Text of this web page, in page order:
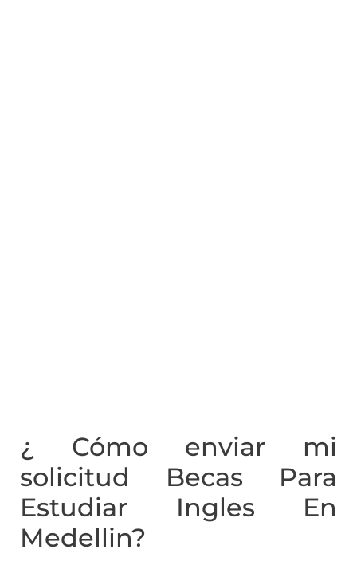
¿ Cómo enviar mi
solicitud Becas Para
Estudiar Ingles En
Medellin?